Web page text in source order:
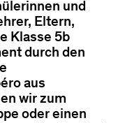
und
Eltern,
Klasse 5b
durch den
aus
wir zum
oder einen